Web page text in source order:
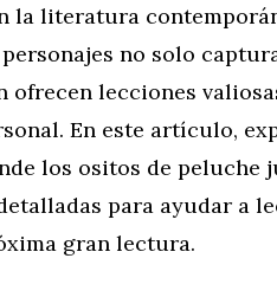
la literatura
no solo
ofrecen lecciones
En este artículo,
los ositos de peluche
para ayudar a
gran lectura.